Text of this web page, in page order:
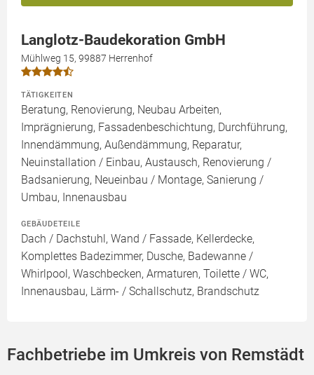
Langlotz-Baudekoration GmbH
Mühlweg 15, 99887 Herrenhof
TÄTIGKEITEN
Beratung, Renovierung, Neubau Arbeiten,
Imprägnierung, Fassadenbeschichtung, Durchführung,
Innendämmung, Außendämmung, Reparatur,
Neuinstallation / Einbau, Austausch, Renovierung /
Badsanierung, Neueinbau / Montage, Sanierung /
Umbau, Innenausbau
GEBÄUDETEILE
Dach / Dachstuhl, Wand / Fassade, Kellerdecke,
Komplettes Badezimmer, Dusche, Badewanne /
Whirlpool, Waschbecken, Armaturen, Toilette / WC,
Innenausbau, Lärm- / Schallschutz, Brandschutz
Fachbetriebe im Umkreis von Remstädt